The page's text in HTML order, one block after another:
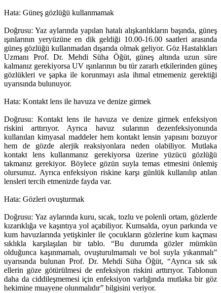
Hata: Güneş gözlüğü kullanmamak
Doğrusu: Yaz aylarında yapılan hatalı alışkanlıkların başında, güneş
ışınlarının yeryüzüne en dik geldiği 10.00-16.00 saatleri arasında
güneş gözlüğü kullanmadan dışarıda olmak geliyor. Göz Hastalıkları
Uzmanı Prof. Dr. Mehdi Süha Öğüt, güneş altında uzun süre
kalmanız gerekiyorsa UV ışınlarının bu tür zararlı etkilerinden güneş
gözlükleri ve şapka ile korunmayı asla ihmal etmemeniz gerektiği
uyarısında bulunuyor.
Hata: Kontakt lens ile havuza ve denize girmek
Doğrusu: Kontakt lens ile havuza ve denize girmek enfeksiyon
riskini arttırıyor. Ayrıca havuz sularının dezenfeksiyonunda
kullanılan kimyasal maddeler hem kontakt lensin yapısını bozuyor
hem de gözde alerjik reaksiyonlara neden olabiliyor. Mutlaka
kontakt lens kullanmanız gerekiyorsa üzerine yüzücü gözlüğü
takmanız gerekiyor. Böylece gözün suyla temas etmesini önlemiş
olursunuz. Ayrıca enfeksiyon riskine karşı günlük kullanılıp atılan
lensleri tercih etmenizde fayda var.
Hata: Gözleri ovuşturmak
Doğrusu: Yaz aylarında kuru, sıcak, tozlu ve polenli ortam, gözlerde
kızarıklığa ve kaşıntıya yol açabiliyor. Kumsalda, oyun parkında ve
kum havuzlarında yetişkinler ile çocukların gözlerine kum kaçması
sıklıkla karşılaşılan bir tablo. “Bu durumda gözler mümkün
olduğunca kaşınmamalı, ovuşturulmamalı ve bol suyla yıkanmalı”
uyarısında bulunan Prof. Dr. Mehdi Süha Öğüt, “Ayrıca sık sık
ellerin göze götürülmesi de enfeksiyon riskini arttırıyor. Tablonun
daha da ciddileşmemesi için enfeksiyon varlığında mutlaka bir göz
hekimine muayene olunmalıdır” bilgisini veriyor.